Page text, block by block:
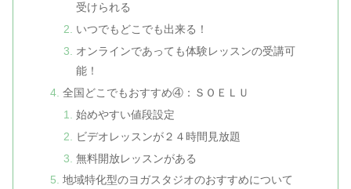
受けられる
いつでもどこでも出来る！
オンラインであっても体験レッスンの受講可
能！
全国どこでもおすすめ④：ＳＯＥＬＵ
始めやすい値段設定
ビデオレッスンが２４時間見放題
無料開放レッスンがある
地域特化型のヨガスタジオのおすすめについて